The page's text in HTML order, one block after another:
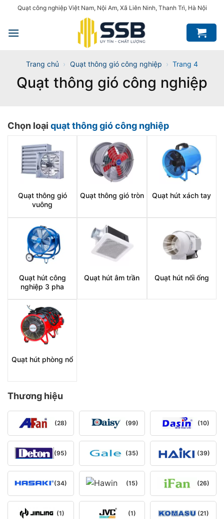
nội
Quạt công nghiệp Việt Nam, Nội Am, Xã Liên Ninh, Thanh Trì, Hà Nội
Quạt thông gió công nghiệp
Trang chủ › Quạt thông gió công nghiệp › Trang 4
Chọn loại quạt thông gió công nghiệp
Quạt thông gió
vuông
Quạt thông gió tròn Quạt hút xách tay
Quạt hút công
nghiệp 3 pha
Quạt hút âm trần Quạt hút nối ống
Quạt hút phòng nổ
Thương hiệu
(28) (99) (10)
(95) (35) (39)
(34) (15) (26)
(1) (1) (21)